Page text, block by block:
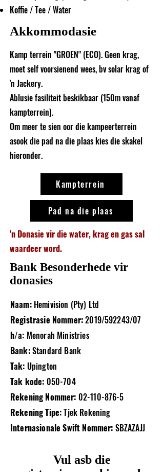
Koffie / Tee / Water
Akkommodasie
Kamp terrein "GROEN" (ECO). Geen krag,
moet self voorsienend wees, bv solar krag of
'n Jackery.
Ablusie fasiliteit beskikbaar (150m vanaf
kampterrein).
Om meer te sien oor die kampeerterrein
asook die pad na die plaas kies die skakel
hieronder.
Kampterrein
Pad na die plaas
'n Donasie vir die water, krag engas sal
waardeer word.
Bank Besonderhede vir
donasies
Naam: Hemivision (Pty) Ltd
Registrasie Nommer:2019/592243/07
h/a: Menorah Ministries
Bank:Standard Bank
Tak: Upington
Tak kode: 050-704
Rekening Nommer: 02-110-876-5
Rekening Tipe:Tjek Rekening
Internasionale Swift Nommer: SBZAZAJJ​
Vul asb die